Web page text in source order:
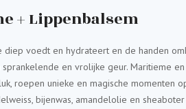
+ Lippenbalsem
diep voedt en hydrateert en de handen
sprankelende en vrolijke geur. Maritieme
roepen unieke en magische momenten
bijenwas, amandelolie en